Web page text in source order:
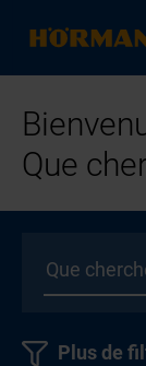
Que
Plus de